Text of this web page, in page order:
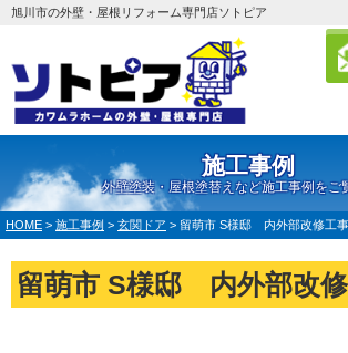
旭川市の外壁・屋根リフォーム専門店ソトピア
施工事例
外壁塗装・屋根塗替えなど施工事例をご
HOME > 施工事例 > 玄関ドア > 留萌市 S様邸 内外部改修工事
留萌市 S様邸 内外部改